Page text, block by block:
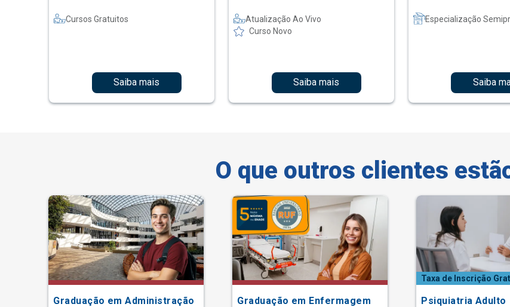
Cursos Gratuitos
Saiba mais
Atualização Ao Vivo
Curso Novo
Saiba mais
Especialização
Saiba
O que outros clientes
Graduação em Administração Graduação em Enfermagem
Taxa de Inscrição
Psiquiatria Adulto